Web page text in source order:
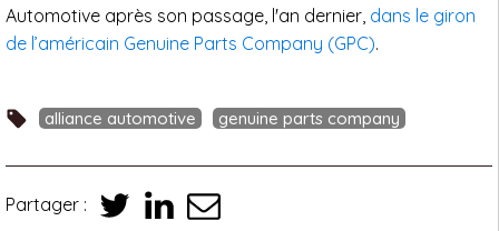
Automotive après son passage, l'an dernier, dans le giron
de l’américain Genuine Parts Company (GPC).
alliance automotive genuine parts company
Partager :